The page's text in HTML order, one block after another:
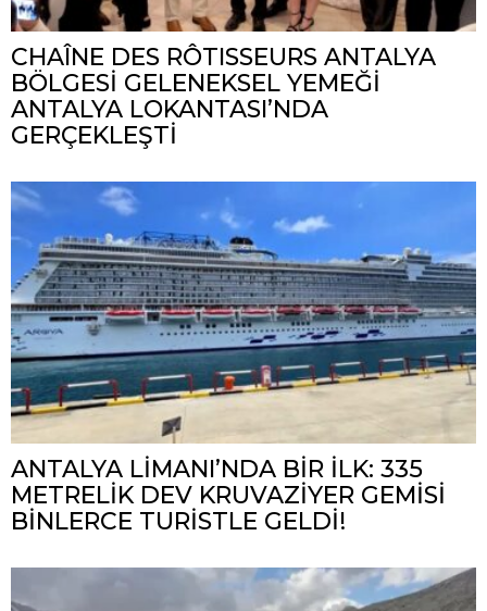
CHAÎNE DES RÔTISSEURS ANTALYA
BÖLGESİ GELENEKSEL YEMEĞİ
ANTALYA LOKANTASI’NDA
GERÇEKLEŞTİ
ANTALYA LİMANI’NDA BİR İLK: 335
METRELİK DEV KRUVAZİYER GEMİSİ
BİNLERCE TURİSTLE GELDİ!